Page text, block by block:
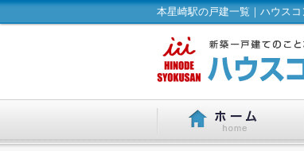
本星崎駅の戸建一覧｜ハウス